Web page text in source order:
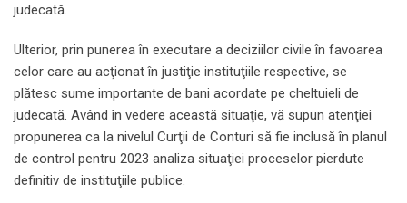
judecată.
Ulterior, prin punerea în executare a deciziilor civile în favoarea
celor care au acţionat în justiţie instituţiile respective, se
plătesc sume importante de bani acordate pe cheltuieli de
judecată. Având în vedere această situaţie, vă supun atenţiei
propunerea ca la nivelul Curţii de Conturi să fie inclusă în planul
de control pentru 2023 analiza situaţiei proceselor pierdute
definitiv de instituţiile publice.